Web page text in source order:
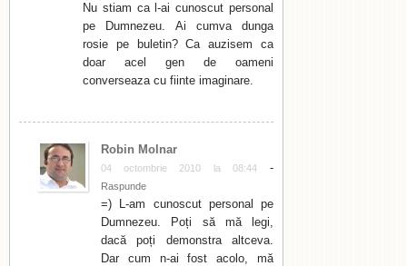
Nu stiam ca l-ai cunoscut personal
pe Dumnezeu. Ai cumva dunga
rosie pe buletin? Ca auzisem ca
doar acel gen de oameni
converseaza cu fiinte imaginare.
Robin Molnar
04 octombrie 2010 la 08:44-
Raspunde
=) L-am cunoscut personal pe
Dumnezeu. Poți să mă legi,
dacă poți demonstra altceva.
Dar cum n-ai fost acolo, mă